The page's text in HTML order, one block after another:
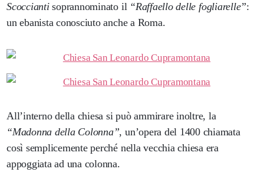
Scocciantisoprannominato il “Raffaello delle fogliarelle”:
un ebanista conosciuto anche a Roma.
All’interno della chiesa si può ammirare inoltre, la
“Madonna della Colonna”, un’opera del 1400 chiamata
così semplicemente perché nella vecchia chiesa era
appoggiata ad una colonna.